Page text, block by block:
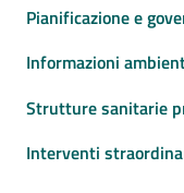
Pianificazione e
Informazioni
Strutture sanitarie
Interventi